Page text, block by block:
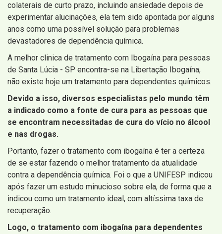
colaterais de curto prazo, incluindo ansiedade depois de
experimentar alucinações, ela tem sido apontada por alguns
anos como uma possível solução para problemas
devastadores de dependência química.
A melhor clinica de tratamento com Ibogaína para pessoas
de Santa Lúcia - SP encontra-se na Libertação Ibogaína,
não existe hoje um tratamento para dependentes químicos.
Devido a isso, diversos especialistas pelo mundo têm
a indicado como a fonte de cura para as pessoas que
se encontram necessitadas de cura do vício no álcool
e nas drogas.
Portanto, fazer o tratamento com ibogaína é ter a certeza
de se estar fazendo o melhor tratamento da atualidade
contra a dependência química. Foi o que a UNIFESP indicou
após fazer um estudo minucioso sobre ela, de forma que a
indicou como um tratamento ideal, com altíssima taxa de
recuperação.
Logo, o tratamento com ibogaína para dependentes